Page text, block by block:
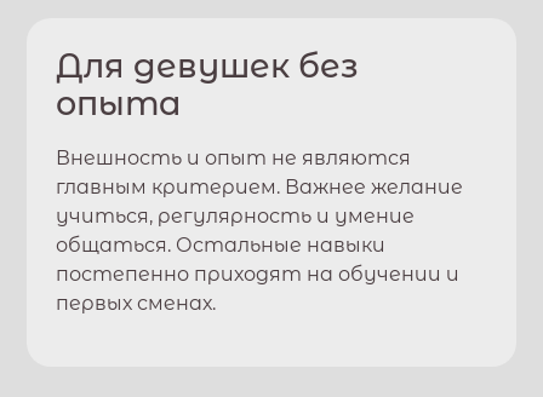
Для девушек без
опыта
Внешность и опыт не являются
главным критерием. Важнее желание
учиться, регулярность и умение
общаться. Остальные навыки
постепенно приходят на обучении и
первых сменах.